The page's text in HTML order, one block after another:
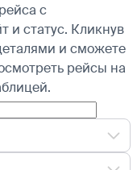
с
и статус. Кликнув
и сможете
рейсы на